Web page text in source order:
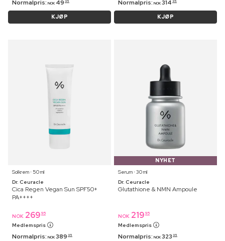
Normalpris: NOK 49 95
KJØP
Normalpris: NOK 314 95
KJØP
Solkrem ⋅ 50 ml
Dr. Ceuracle
Cica Regen Vegan Sun SPF50+
PA++++
NOK 269 95
Medlemspris
Normalpris: NOK 389 95
NYHET
Serum ⋅ 30 ml
Dr. Ceuracle
Glutathione & NMN Ampoule
NOK 219 95
Medlemspris
Normalpris: NOK 323 95